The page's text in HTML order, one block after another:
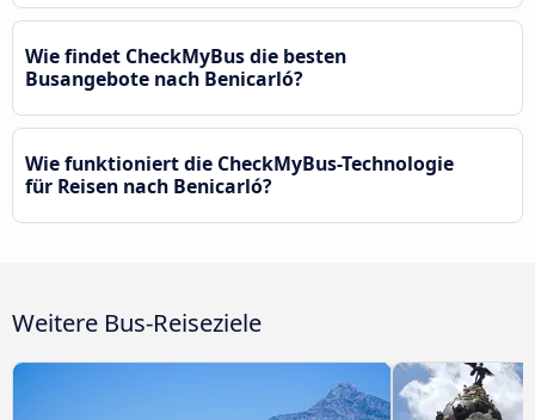
Wie findet CheckMyBus die besten
Busangebote nach Benicarló?
Wie funktioniert die CheckMyBus-Technologie
für Reisen nach Benicarló?
Weitere Bus-Reiseziele